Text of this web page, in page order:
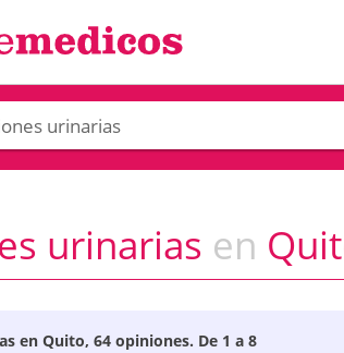
urinarias en
en Quito, 64 opiniones. De 1 a 8